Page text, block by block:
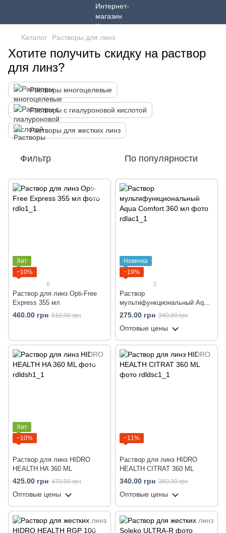
Каталог Растворы для линз
Хотите получить скидку на раствор
для линз?
Растворы многоцелевые
Растворы с гиалуроновой кислотой
Растворы для жестких линз
Фильтр По популярности
Хит
−10%
6
Раствор для линз Opti-Free
Express 355 мл
460.00 грн 510.00 грн
Новинка
−19%
2
Раствор
мультифункциональный Aqua
Comfort 360 мл
275.00 грн 340.00 грн
Оптовые цены
Хит
−10%
Раствор для линз HIDRO
HEALTH HA 360 ML
425.00 грн 470.00 грн
Оптовые цены
−11%
Раствор для линз HIDRO
HEALTH CITRAT 360 ML
340.00 грн 380.00 грн
Оптовые цены